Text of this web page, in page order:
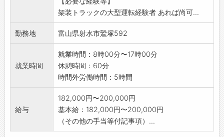
架装トラックの大型運転経験者 あれば尚可...
勤務地 富山県射水市鷲塚592
就業時間
就業時間：8時00分〜17時00分
休憩時間：60分
時間外労働時間：5時間
給与
182,000円〜200,000円
基本給：182,000円〜200,000円
（その他の手当等付記事項）...